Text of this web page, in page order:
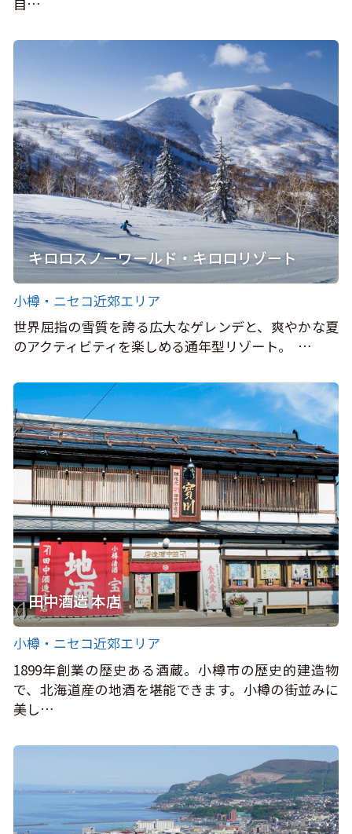
キロロスノーワールド・キロロリゾート
小樽・ニセコ近郊エリア
世界屈指の雪質を誇る広大なゲレンデと、爽やかな夏
のアクティビティを楽しめる通年型リゾート。 …
田中酒造 本店
小樽・ニセコ近郊エリア
1899年創業の歴史ある酒蔵。小樽市の歴史的建造物
で、北海道産の地酒を堪能できます。小樽の街並みに
美し…